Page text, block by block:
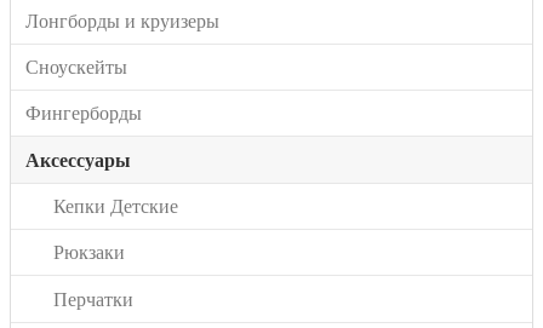
Лонгборды и круизеры
Сноускейты
Фингерборды
Аксессуары
Кепки Детские
Рюкзаки
Перчатки